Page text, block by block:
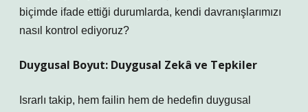
biçimde ifade ettiği durumlarda, kendi davranışlarımızı
nasıl kontrol ediyoruz?
Duygusal Boyut: Duygusal Zekâ ve Tepkiler
Israrlı takip, hem failin hem de hedefin duygusal